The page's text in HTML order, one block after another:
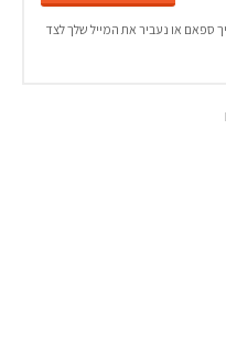
ספאם או נעביר את המייל שלך לצד